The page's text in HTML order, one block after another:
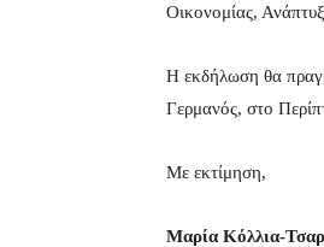
Οικονομίας,
Η εκδήλωση θα
Γερμανός, στο
Με εκτίμηση,
Μαρία Κόλλια-